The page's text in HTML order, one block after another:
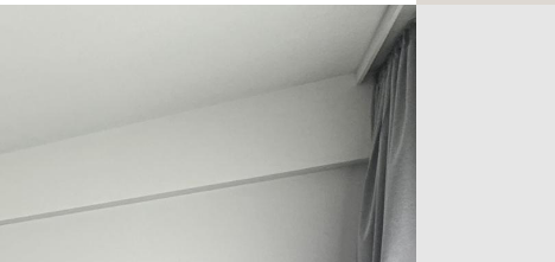
Die ausgewählten Möbel
Supermarkt und Drogeriemarkt zu
und Schulen, befinden
eines dichten Netzes von